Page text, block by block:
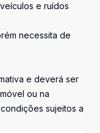
e ruídos
necessita de
e deverá ser
ou na
sujeitos a